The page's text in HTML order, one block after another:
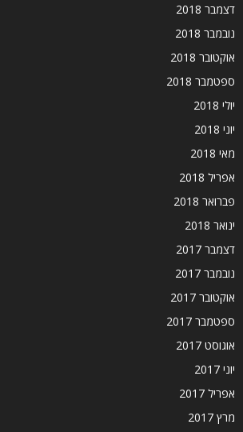
דצמבר 2018
נובמבר 2018
אוקטובר 2018
ספטמבר 2018
יולי 2018
יוני 2018
מאי 2018
אפריל 2018
פברואר 2018
ינואר 2018
דצמבר 2017
נובמבר 2017
אוקטובר 2017
ספטמבר 2017
אוגוסט 2017
יוני 2017
אפריל 2017
מרץ 2017